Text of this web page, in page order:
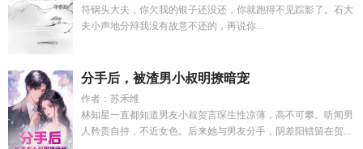
符锅头大夫，你欠我的银子还没还，你就跑得不见踪影了。石大
夫小声地分辩我没有故意不还的，再说你...
分手后，被渣男小叔明撩暗宠
作者：苏禾维
林知星一直都知道男友小叔贺言琛生性凉薄，高不可攀。听闻男
人矜贵自持，不近女色。后来她与男友分手，阴差阳错留在贺...